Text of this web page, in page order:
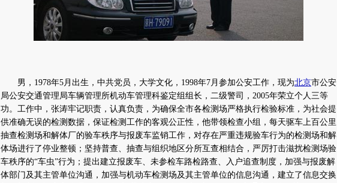
男，1978年5月出生，中共党员，大学文化，1998年7月参加公安工作，现为北京市公安
局公安交通管理局车辆管理所机动车管理科鉴定组组长，二级警司，2005年荣立个人三等
功。工作中，张涛牢记职责，认真负责，为确保全市各检测场严格执行检验标准，为社会提
供准确无误的检测数据，保证检测工作的客观公正性，他带领检查小组，每天驱车上百公里
抽查检测场和解体厂的验车秩序与报废车监销工作，对存在严重违规验车行为的检测场和解
体场进行了停业整顿；坚持普查、抽查与组织地区分所互查相结合，严厉打击滋扰检测场验
车秩序的“车虫”行为；提出建立报废车、未参检车路检路查、入户追查制度，加强与报废解
体部门及其主管单位沟通，加强与机动车检测场及其主管单位的信息沟通，建立了信息交换